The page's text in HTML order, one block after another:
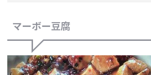
マーボー豆腐